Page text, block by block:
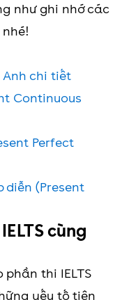
như ghi nhớ các
chi tiết
Continuous
Perfect
(Present
cùng
thi IELTS
yếu tố tiên